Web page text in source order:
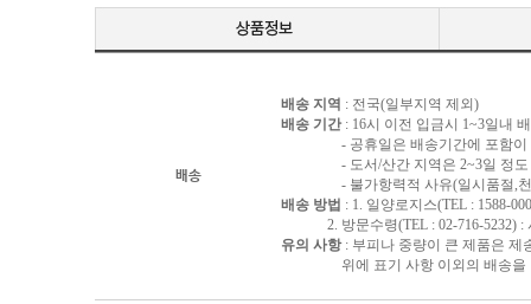
배송
배송 지역 : 전국(일부지역 제외)
배송 기간 : 16시 이전 입금시 1~3일내
- 공휴일은 배송기간에 포함이
- 도서/산간 지역은 2~3일 정도
- 불가항력적 사유(일시품절,천재
배송 방법 : 1. 일양로지스(TEL : 1588-
2. 방문수령(TEL : 02-716-5232) :
유의 사항: 부피나 중량이 큰 제품은 제
위에 표기 사항 이외의 배송을 원